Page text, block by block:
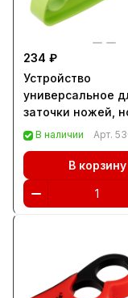
234 ₽
Устройство
универсальное
заточки ножей,
Сибртех (79122)
В наличии Арт.
В корзину